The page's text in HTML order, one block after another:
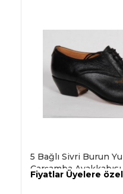
5 Bağlı Sivri Burun
Çarşamba Ayakkabısı
Fiyatlar Üyelere özel